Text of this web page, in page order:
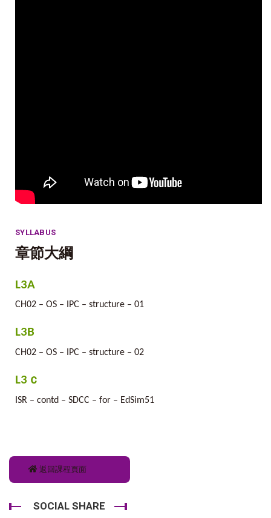
SYLLABUS
章節大綱
L3A
CH02 – OS – IPC – structure – 01
L3B
CH02 – OS – IPC – structure – 02
L3ｃ
ISR – contd – SDCC – for – EdSim51
返回課程頁面
SOCIAL SHARE